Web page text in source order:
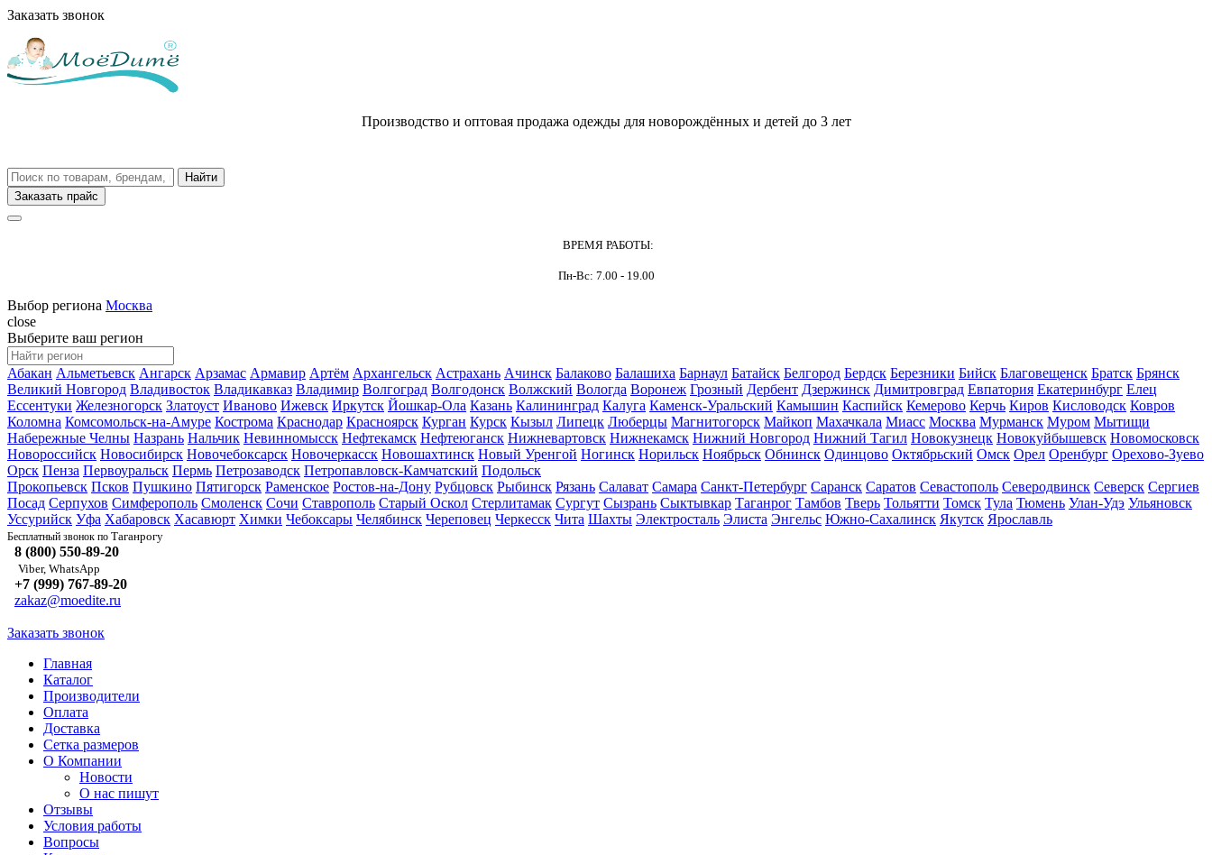
Заказать звонок
Производство и оптовая продажа одежды для новорождённых и детей до 3 лет
Заказать прайс
ВРЕМЯ РАБОТЫ:
Пн-Вс: 7.00 - 19.00
Выбор региона Москва
close
Выберите ваш регион
Абакан Альметьевск Ангарск Арзамас Армавир Артём Архангельск Астрахань Ачинск Балаково Балашиха Барнаул Батайск Белгород Бердск Березники Бийск Благовещенск Братск Брянск
Великий Новгород Владивосток Владикавказ Владимир Волгоград Волгодонск Волжский Вологда Воронеж Грозный Дербент Дзержинск Димитровград Евпатория Екатеринбург Елец
Ессентуки Железногорск Златоуст Иваново Ижевск Иркутск Йошкар-Ола Казань Калининград Калуга Каменск-Уральский Камышин Каспийск Кемерово Керчь Киров Кисловодск Ковров
Коломна Комсомольск-на-Амуре Кострома Краснодар Красноярск Курган Курск Кызыл Липецк Люберцы Магнитогорск Майкоп Махачкала Миасс Москва Мурманск Муром Мытищи
Набережные Челны Назрань Нальчик Невинномысск Нефтекамск Нефтеюганск Нижневартовск Нижнекамск Нижний Новгород Нижний Тагил Новокузнецк Новокуйбышевск Новомосковск
Новороссийск Новосибирск Новочебоксарск Новочеркасск Новошахтинск Новый Уренгой Ногинск Норильск Ноябрьск Обнинск Одинцово Октябрьский Омск Орел Оренбург Орехово-Зуево
Орск Пенза Первоуральск Пермь Петрозаводск Петропавловск-Камчатский Подольск
Прокопьевск Псков Пушкино Пятигорск Раменское Ростов-на-Дону Рубцовск Рыбинск Рязань Салават Самара Санкт-Петербург Саранск Саратов Севастополь Северодвинск Северск Сергиев
Посад Серпухов Симферополь Смоленск Сочи Ставрополь Старый Оскол Стерлитамак Сургут Сызрань Сыктывкар Таганрог Тамбов Тверь Тольятти Томск Тула Тюмень Улан-Удэ Ульяновск
Уссурийск Уфа Хабаровск Хасавюрт Химки Чебоксары Челябинск Череповец Черкесск Чита Шахты Электросталь Элиста Энгельс Южно-Сахалинск Якутск Ярославль
Бесплатный звонок по Таганрогу
8 (800) 550-89-20
Viber, WhatsApp
+7 (999) 767-89-20
zakaz@moedite.ru
Заказать звонок
Главная
Каталог
Производители
Оплата
Доставка
Сетка размеров
О Компании
Новости
О нас пишут
Отзывы
Условия работы
Вопросы